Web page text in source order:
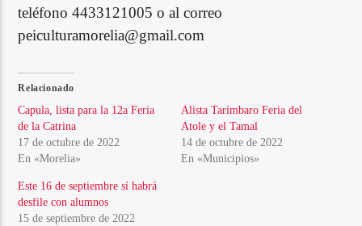
teléfono 4433121005 o al correo
peiculturamorelia@gmail.com
Relacionado
Capula, lista para la 12a Feria
de la Catrina
17 de octubre de 2022
En «Morelia»
Alista Tarímbaro Feria del
Atole y el Tamal
14 de octubre de 2022
En «Municipios»
Este 16 de septiembre sí habrá
desfile con alumnos
15 de septiembre de 2022